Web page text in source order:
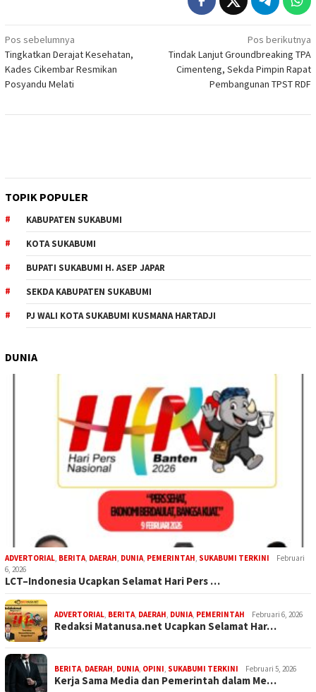
Navigasi
pos
Pos sebelumnya
Tingkatkan Derajat Kesehatan,
Kades Cikembar Resmikan
Posyandu Melati
Pos berikutnya
Tindak Lanjut Groundbreaking TPA
Cimenteng, Sekda Pimpin Rapat
Pembangunan TPST RDF
TOPIK POPULER
KABUPATEN SUKABUMI
KOTA SUKABUMI
BUPATI SUKABUMI H. ASEP JAPAR
SEKDA KABUPATEN SUKABUMI
PJ WALI KOTA SUKABUMI KUSMANA HARTADJI
DUNIA
ADVERTORIAL, BERITA, DAERAH, DUNIA, PEMERINTAH, SUKABUMI TERKINI
Februari
6, 2026
LCT–Indonesia Ucapkan Selamat Hari Pers …
ADVERTORIAL, BERITA, DAERAH, DUNIA, PEMERINTAH Februari 6, 2026
Redaksi Matanusa.net Ucapkan Selamat Har…
BERITA, DAERAH, DUNIA, OPINI, SUKABUMI TERKINI Februari 5, 2026
Kerja Sama Media dan Pemerintah dalam Me…